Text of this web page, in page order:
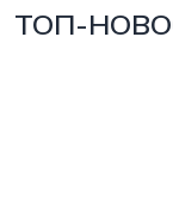
ТОП-